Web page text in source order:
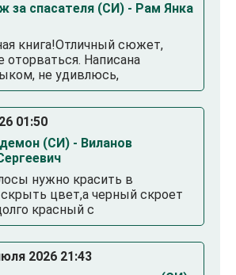
за спасателя (СИ) - Рам Янка
книга!Отличный сюжет,
оторваться. Написана
не удивлюсь,
01:50
(СИ) - Виланов
нужно красить в
цвет,а черный скроет
красный с
2026 21:43